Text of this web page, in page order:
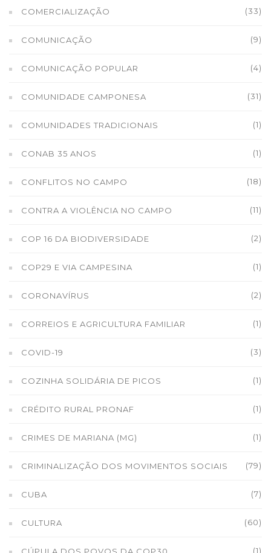
COMERCIALIZAÇÃO (33)
COMUNICAÇÃO (9)
COMUNICAÇÃO POPULAR (4)
COMUNIDADE CAMPONESA (31)
COMUNIDADES TRADICIONAIS (1)
CONAB 35 ANOS (1)
CONFLITOS NO CAMPO (18)
CONTRA A VIOLÊNCIA NO CAMPO (11)
COP 16 DA BIODIVERSIDADE (2)
COP29 E VIA CAMPESINA (1)
CORONAVÍRUS (2)
CORREIOS E AGRICULTURA FAMILIAR (1)
COVID-19 (3)
COZINHA SOLIDÁRIA DE PICOS (1)
CRÉDITO RURAL PRONAF (1)
CRIMES DE MARIANA (MG) (1)
CRIMINALIZAÇÃO DOS MOVIMENTOS SOCIAIS (79)
CUBA (7)
CULTURA (60)
(1)